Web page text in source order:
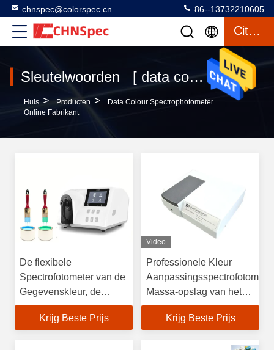
chnspec@colorspec.cn 86--13732210605
Citaat
Sleutelwoorden [ data colour spectrophotometer ] Gelijke 120 producten
Huis > Producten >
Data Colour Spectrophotometer
Online Fabrikant
De flexibele
Spectrofotometer van de
Gegevenskleur, de
Zichtbare Lichte
Interface van
Krijg Beste Prijs
Video
Professionele Kleur
Massa-opslag van het
Kleuren de Passende
Hulpmiddel
Krijg Beste Prijs